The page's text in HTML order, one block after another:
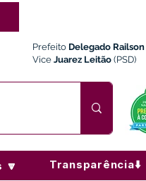
Prefeito Delegado Railson
Vice Juarez Leitão (PSD)
🔽 Transparência⬇️